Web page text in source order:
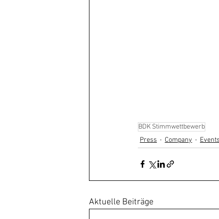
BDK Stimmwettbewerb
Press
Company
Aktuelle Beiträge